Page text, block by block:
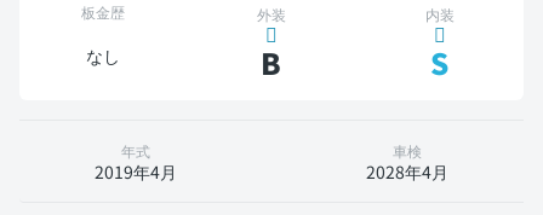
板金歴
なし
外装
B
内装
S
年式
2019年4月
車検
2028年4月